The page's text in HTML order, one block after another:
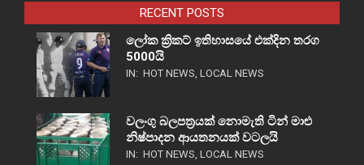
RECENT POSTS
ලෝක ක්‍රිකට් ඉතිහාසයේ එක්දින තරග
5000යි
IN: HOT NEWS, LOCAL NEWS
වලංගු බලපත්‍රයක් නොමැති ටින් මාළු
නිෂ්පාදන ආයතනයක් වටලයි
IN: HOT NEWS, LOCAL NEWS